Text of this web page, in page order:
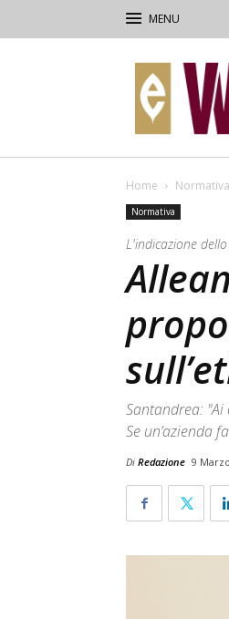
–
Vigne,
Vini
&
Home Normativa
Normativa
L'indicazione
Santandrea:
Se un’azienda
Di Redazione 9